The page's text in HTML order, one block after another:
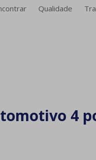
Qualidade
4